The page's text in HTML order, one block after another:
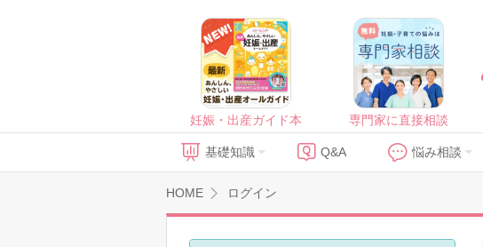
妊娠・出産ガイド本 専門家に直接相談
基礎知識 Q&A 悩み相談
HOME ログイン